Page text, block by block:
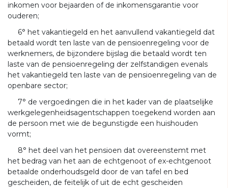
inkomen voor bejaarden of de inkomensgarantie voor
ouderen;
6° het vakantiegeld en het aanvullend vakantiegeld dat
betaald wordt ten laste van de pensioenregeling voor de
werknemers, de bijzondere bijslag die betaald wordt ten
laste van de pensioenregeling der zelfstandigen evenals
het vakantiegeld ten laste van de pensioenregeling van de
openbare sector;
7° de vergoedingen die in het kader van de plaatselijke
werkgelegenheidsagentschappen toegekend worden aan
de persoon met wie de begunstigde een huishouden
vormt;
8° het deel van het pensioen dat overeenstemt met
het bedrag van het aan de echtgenoot of ex-echtgenoot
betaalde onderhoudsgeld door de van tafel en bed
gescheiden, de feitelijk of uit de echt gescheiden